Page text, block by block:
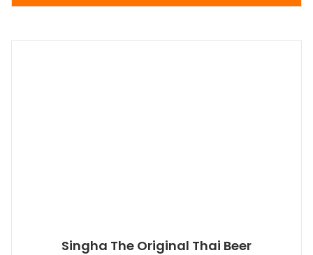
Singha The Original Thai Beer